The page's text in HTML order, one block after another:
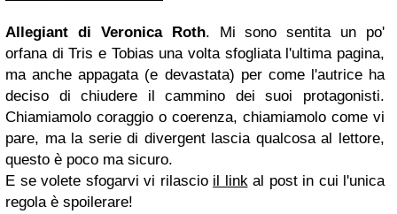
Allegiant di Veronica Roth. Mi sono sentita un po'
orfana di Tris e Tobias una volta sfogliata l'ultima pagina,
ma anche appagata (e devastata) per come l'autrice ha
deciso di chiudere il cammino dei suoi protagonisti.
Chiamiamolo coraggio o coerenza, chiamiamolo come vi
pare, ma la serie di divergent lascia qualcosa al lettore,
questo è poco ma sicuro.
E se volete sfogarvi vi rilascio il linkal post in cui l'unica
regola è spoilerare!